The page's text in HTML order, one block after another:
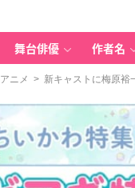
舞台俳優 作者名
アニメ > 新キャストに梅原裕